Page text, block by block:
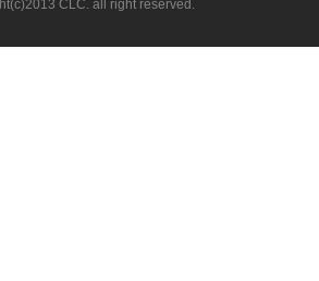
CLC. all right reserved.